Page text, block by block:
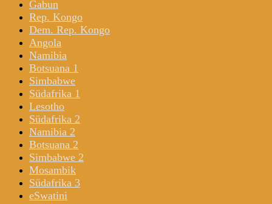
Gabun
Rep. Kongo
Dem. Rep. Kongo
Angola
Namibia
Botsuana 1
Simbabwe
Südafrika 1
Lesotho
Südafrika 2
Namibia 2
Botsuana 2
Simbabwe 2
Mosambik
Südafrika 3
eSwatini